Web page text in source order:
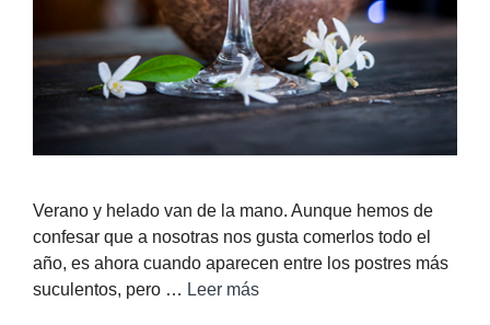
Verano y helado van de la mano. Aunque hemos de
confesar que a nosotras nos gusta comerlos todo el
año, es ahora cuando aparecen entre los postres más
suculentos, pero … Leer más